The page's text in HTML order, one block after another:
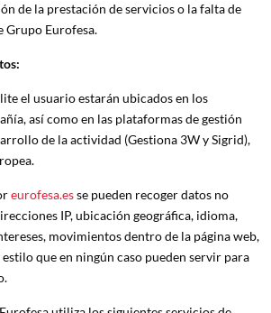
de la prestación de servicios o la falta de
Grupo Eurofesa.
el usuario estarán ubicados en los
así como en las plataformas de gestión
de la actividad (Gestiona 3W y Sigrid),
eurofesa.esse pueden recoger datos no
IP, ubicación geográfica, idioma,
movimientos dentro de la página web,
que en ningún caso pueden servir para